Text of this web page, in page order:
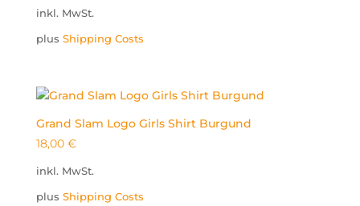
18,00 €9,00 €.
inkl. MwSt.
plus Shipping Costs
Grand Slam Logo Girls Shirt Burgund
18,00 €
inkl. MwSt.
plus Shipping Costs